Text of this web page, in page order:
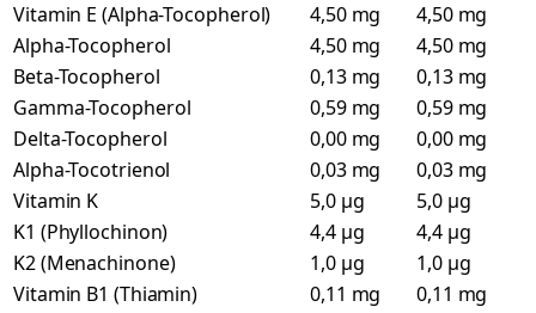
Vitamin E (Alpha-Tocopherol)
4,50 mg
4,50 mg
Alpha-Tocopherol
4,50 mg
4,50 mg
Beta-Tocopherol
0,13 mg
0,13 mg
Gamma-Tocopherol
0,59 mg
0,59 mg
Delta-Tocopherol
0,00 mg
0,00 mg
Alpha-Tocotrienol
0,03 mg
0,03 mg
Vitamin K
5,0 µg
5,0 µg
K1 (Phyllochinon)
4,4 µg
4,4 µg
K2 (Menachinone)
1,0 µg
1,0 µg
Vitamin B1 (Thiamin)
0,11 mg
0,11 mg